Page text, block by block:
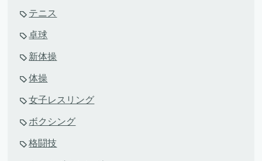
テニス
卓球
新体操
体操
女子レスリング
ボクシング
格闘技